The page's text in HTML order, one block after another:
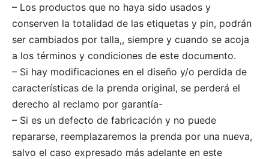
– Los productos que no haya sido usados y
conserven la totalidad de las etiquetas y pin, podrán
ser cambiados por talla,, siempre y cuando se acoja
a los términos y condiciones de este documento.
– Si hay modificaciones en el diseño y/o perdida de
características de la prenda original, se perderá el
derecho al reclamo por garantía-
– Si es un defecto de fabricación y no puede
repararse, reemplazaremos la prenda por una nueva,
salvo el caso expresado más adelante en este